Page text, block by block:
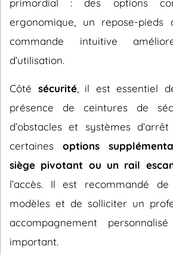
primordial : des options
ergonomique, un repose-pieds
commande intuitive
d’utilisation.
Côté sécurité, il est essentiel
présence de ceintures de
d’obstacles et systèmes d’arrêt
certaines options
siège pivotant ou un rail
l’accès. Il est recommandé
modèles et de solliciter un
accompagnement
important.